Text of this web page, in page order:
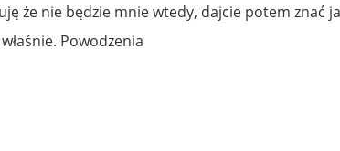
że nie będzie mnie wtedy, dajcie potem znać
Powodzenia